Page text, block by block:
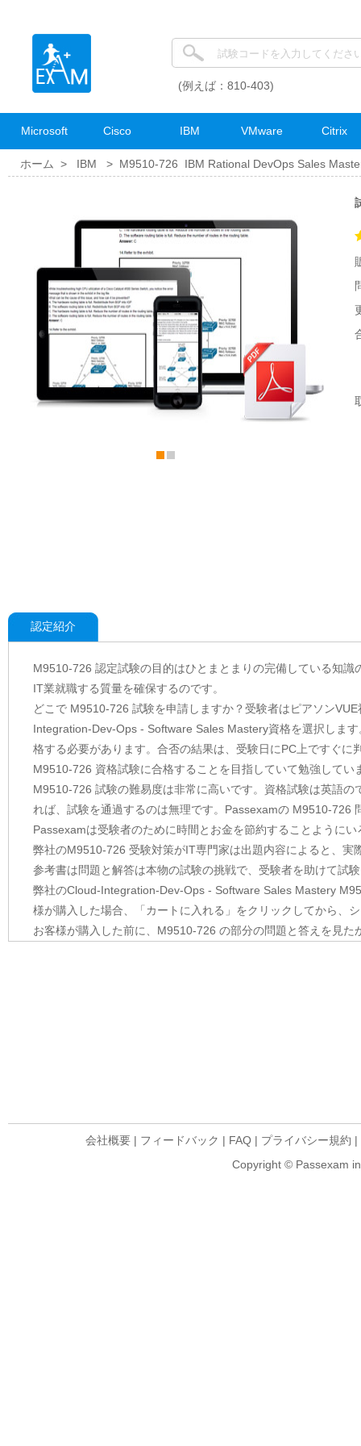
(例えば：810-403)
Microsoft Cisco IBM VMware Citrix
ホーム > IBM > M9510-726 IBM Rational DevOps Sales
認定紹介
M9510-726 認定試験の目的はひとまとまりの完備している知
IT業就職する質量を確保するのです。
どこで M9510-726 試験を申請しますか？受験者はピアソン
Integration-Dev-Ops - Software Sales Mastery資格を選択しま
格する必要があります。合否の結果は、受験日にPC上ですぐに
M9510-726 資格試験に合格することを目指していて勉強してい
M9510-726 試験の難易度は非常に高いです。資格試験は英語
れば、試験を通過するのは無理です。Passexamの M9510-726
Passexamは受験者のために時間とお金を節約することように
弊社のM9510-726 受験対策がIT専門家は出題内容によると、
参考書は問題と解答は本物の試験の挑戦で、受験者を助けて試
弊社のCloud-Integration-Dev-Ops - Software Sales Mastery
様が購入した場合、「カートに入れる」をクリックしてから、
お客様が購入した前に、M9510-726 の部分の問題と答えを見
会社概要 | フィードバック | FAQ | プライバシー規約 |
Copyright © Passexam